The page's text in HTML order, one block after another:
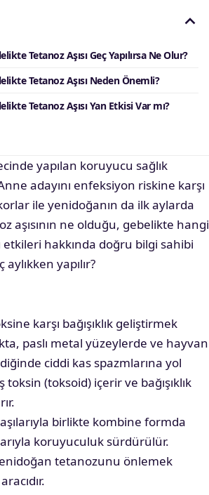
Tetanoz Aşısı Geç Yapılırsa Ne Olur?
Tetanoz Aşısı Neden Önemli?
Tetanoz Aşısı Yan Etkisi Var mı?
yapılan koruyucu sağlık
adayını enfeksiyon riskine karşı
ile yenidoğanın da ilk aylarda
aşısının ne olduğu, gebelikte hangi
hakkında doğru bilgi sahibi
yapılır?
karşı bağışıklık geliştirmek
paslı metal yüzeylerde ve hayvan
ciddi kas spazmlarına yol
(toksoid) içerir ve bağışıklık
birlikte kombine formda
koruyuculuk sürdürülür.
tetanozunu önlemek